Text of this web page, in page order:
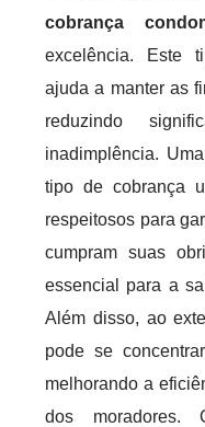
cobrança
excelência. Este
ajuda a manter as
reduzindo
inadimplência.
tipo de cobrança
respeitosos para
cumpram suas
essencial para a
Além disso, ao
pode se
melhorando a
dos moradores.